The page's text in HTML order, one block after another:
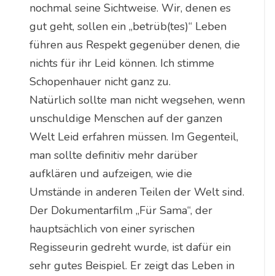
nochmal seine Sichtweise. Wir, denen es
gut geht, sollen ein „betrüb(tes)“ Leben
führen aus Respekt gegenüber denen, die
nichts für ihr Leid können. Ich stimme
Schopenhauer nicht ganz zu.
Natürlich sollte man nicht wegsehen, wenn
unschuldige Menschen auf der ganzen
Welt Leid erfahren müssen. Im Gegenteil,
man sollte definitiv mehr darüber
aufklären und aufzeigen, wie die
Umstände in anderen Teilen der Welt sind.
Der Dokumentarfilm „Für Sama“, der
hauptsächlich von einer syrischen
Regisseurin gedreht wurde, ist dafür ein
sehr gutes Beispiel. Er zeigt das Leben in